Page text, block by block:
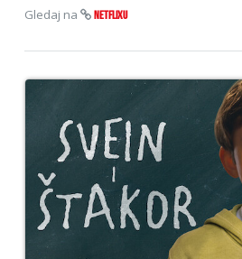
Gledaj na
NETFLIXU